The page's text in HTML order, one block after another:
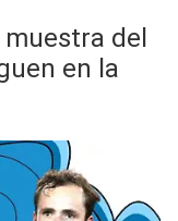
del
en la